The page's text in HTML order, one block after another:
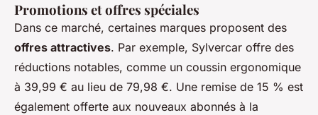
Promotions et offres spéciales
Dans ce marché, certaines marques proposent des
offres attractives. Par exemple, Sylvercar offre des
réductions notables, comme un coussin ergonomique
à 39,99 € au lieu de 79,98 €. Une remise de 15 % est
également offerte aux nouveaux abonnés à la